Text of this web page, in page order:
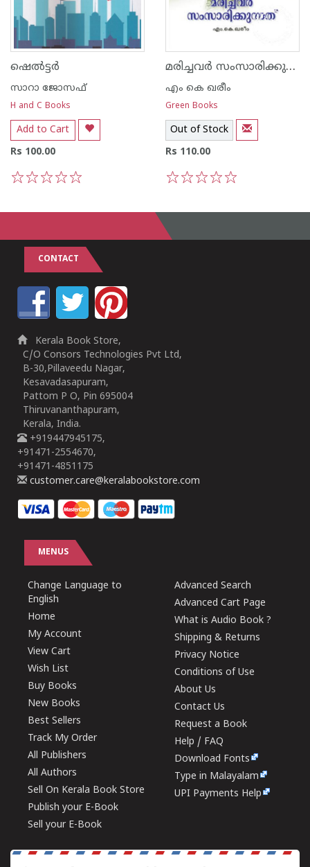
ഷെല്‍ട്ടര്‍
സാറാ ജോസഫ്
H and C Books
Add to Cart
Rs 100.00
മരിച്ചവര്‍ സംസാരിക്കുന്നത്
എം കെ ഖരീം
Green Books
Out of Stock
Rs 110.00
CONTACT
Kerala Book Store,
C/O Consors Technologies Pvt Ltd,
B-30,Pillaveedu Nagar,
Kesavadasapuram,
Pattom P O, Pin 695004
Thiruvananthapuram,
Kerala, India.
+919447945175,
+91471-2554670,
+91471-4851175
customer.care@keralabookstore.com
MENUS
Change Language to
English
Home
My Account
View Cart
Wish List
Buy Books
New Books
Best Sellers
Track My Order
All Publishers
All Authors
Sell On Kerala Book Store
Publish your E-Book
Sell your E-Book
Advanced Search
Advanced Cart Page
What is Audio Book ?
Shipping & Returns
Privacy Notice
Conditions of Use
About Us
Contact Us
Request a Book
Help / FAQ
Download Fonts
Type in Malayalam
UPI Payments Help